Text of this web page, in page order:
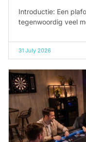
Introductie: Een
tegenwoordig veel
31 July 2026